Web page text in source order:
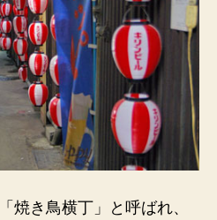
焼き鳥横丁」と呼ばれ、